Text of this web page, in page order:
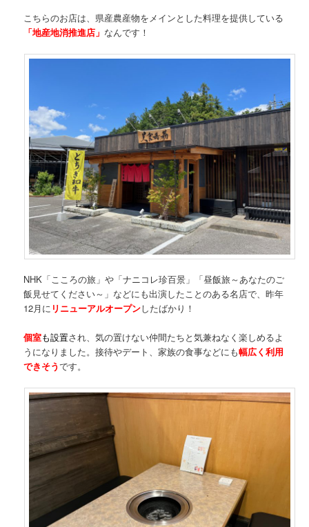
こちらのお店は、県産農産物をメインとした料理を提供している
「地産地消推進店」 なんです！
NHK「こころの旅」や「ナニコレ珍百景」「昼飯旅～あなたのご
飯見せてください～」などにも出演したことのある名店で、昨年
12月に リニューアルオープンしたばかり！
個室も設置され、気の置けない仲間たちと気兼ねなく楽しめるよ
うになりました。接待やデート、家族の食事などにも幅広く利用
できそうです。